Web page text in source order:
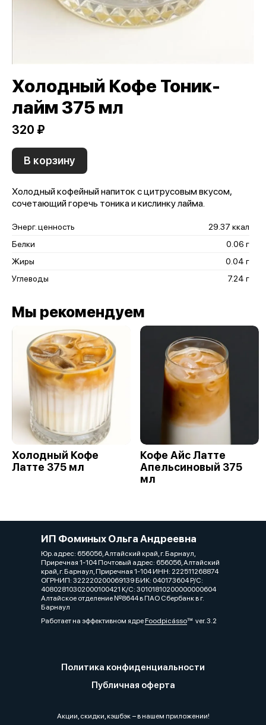
Холодный Кофе Тоник-
лайм 375 мл
320 ₽
В корзину
Холодный кофейный напиток с цитрусовым вкусом,
сочетающий горечь тоника и кислинку лайма.
Энерг. ценность
29.37 ккал
Белки
0.06 г
Жиры
0.04 г
Углеводы
7.24 г
Мы рекомендуем
Холодный Кофе
Латте 375 мл
Кофе Айс Латте
Апельсиновый 375
мл
ИП Фоминых Ольга Андреевна
Юр.адрес: 656056, Алтайский край, г. Барнаул,
Приречная 1-104 Почтовый адрес: 656056, Алтайский
край, г. Барнаул, Приречная 1-104 ИНН: 222511268874
ОГРНИП: 322220200069139 БИК: 040173604 Р/С:
40802810302000100421 К/С: 30101810200000000604
Алтайское отделение №8644 в ПАО Сбербанк в г.
Барнаул
Работает на эффективном ядреFoodpicássover. 3.2
Политика конфиденциальности
Публичная оферта
Акции, скидки, кэшбэк − в нашем приложении!